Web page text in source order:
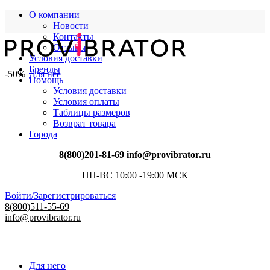
О компании
Новости
Контакты
Отзывы
Условия доставки
Бренды
Помощь
Условия доставки
Условия оплаты
Таблицы размеров
Возврат товара
Города
8(800)201-81-69 info@provibrator.ru
ПН-ВС 10:00 -19:00 МСК
Войти/Зарегистрироваться
8(800)511-55-69
info@provibrator.ru
Для нее
Для него
-50%